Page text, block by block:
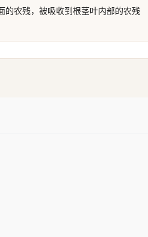
的农残，被吸收到根茎叶内部的农残